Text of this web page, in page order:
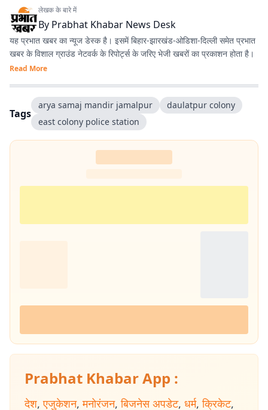
लेखक के बारे में
By Prabhat Khabar News Desk
यह प्रभात खबर का न्यूज डेस्क है। इसमें बिहार-झारखंड-ओडिशा-दिल्‍ली समेत प्रभात
खबर के विशाल ग्राउंड नेटवर्क के रिपोर्ट्स के जरिए भेजी खबरों का प्रकाशन होता है।
Read More
Tags
arya samaj mandir jamalpur
daulatpur colony
east colony police station
Prabhat Khabar App :
देश, एजुकेशन, मनोरंजन, बिजनेस अपडेट, धर्म, क्रिकेट,